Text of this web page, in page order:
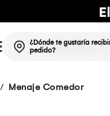
¿Dónde te gustaría
pedido?
Menaje Comedor